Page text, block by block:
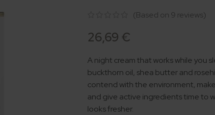
(Based on 9 reviews)
26,69 €
A night cream that works while you
buckthorn oil, shea butter and
contend with the environment,
and give active ingredients time to
looks fresher.